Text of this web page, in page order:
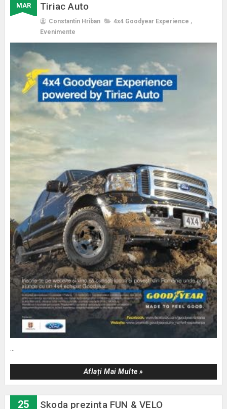
MAR
Tiriac Auto
Constantin Hriban 4x4 Goodyear Experience ,
Evenimente
...
Aflați Mai Multe »
25 Skoda prezinta FUN & VELO